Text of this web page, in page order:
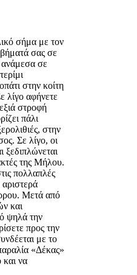
σήμα με τον
σας σε
ανάμεσα σε
στην κοίτη
λίγο αφήνετε
στροφή
πάλι
στην
Σε λίγο, οι
ξεδιπλώνεται
της Μήλου.
πολλαπλές
Μετά από
και
ψηλά την
προς την
με το
«Δέκας»
και να